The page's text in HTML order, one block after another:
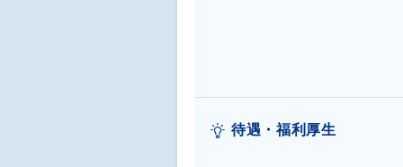
待遇・福利厚生